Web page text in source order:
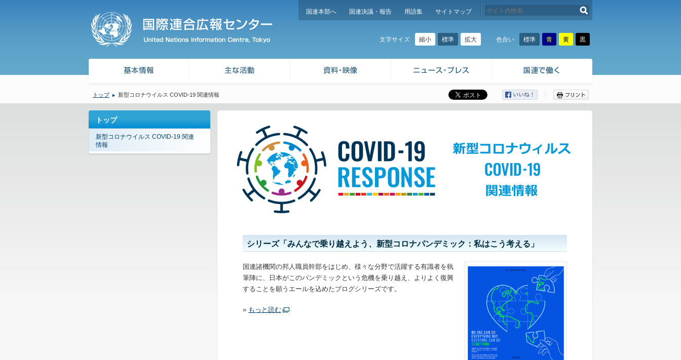
国連本部へ 国連決議・報告 用語集 サイトマップ
文字サイズ 縮小 標準 拡大 色合い 標準 青 黄 黒
トップ 新型コロナウイルス COVID-19 関連情報
シリーズ「みんなで乗り越えよう、新型コロナパンデミック：私はこう考える」
国連諸機関の邦人職員幹部をはじめ、様々な分野で活躍する有識者を執
筆陣に、日本がこのパンデミックという危機を乗り越え、よりよく復興
することを願うエールを込めたブログシリーズです。
» もっと読む
トップ
新型コロナウイルス COVID-19 関連
情報